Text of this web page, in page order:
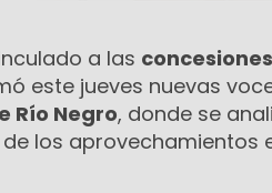
a las
este jueves nuevas
Río Negro, donde se
los aprovechamientos